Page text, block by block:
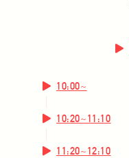
10:00~
10:20~11:10
11:20~12:10